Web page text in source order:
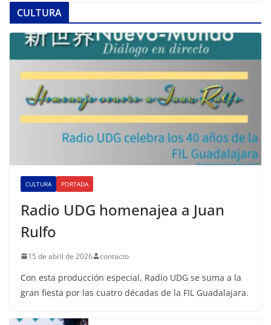
CULTURA
CULTURA PORTADA
Radio UDG homenajea a Juan
Rulfo
15 de abril de 2026 contacto
Con esta producción especial, Radio UDG se suma a la
gran fiesta por las cuatro décadas de la FIL Guadalajara.